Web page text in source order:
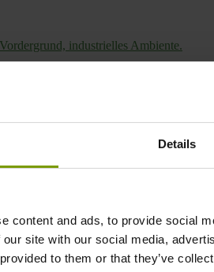
Details
content and ads, to provide social
site with our social media,
to them or that they’ve